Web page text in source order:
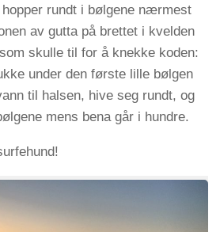
rundt i bølgene nærmest
av gutta på brettet i kvelden
skulle til for å knekke koden:
under den første lille bølgen
til halsen, hive seg rundt, og
mens bena går i hundre.